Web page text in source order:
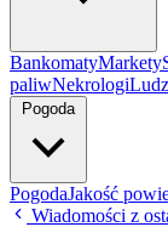
BankomatyMarkety
paliwNekrologi
Pogoda
PogodaJakość
Wiadomości z